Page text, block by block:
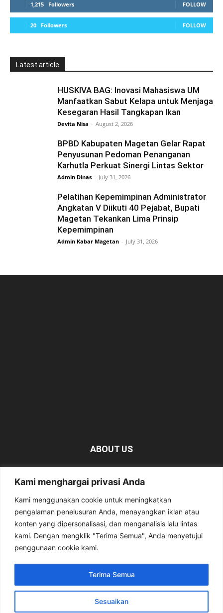
Kami menghargai privasi Anda
Kami menggunakan cookie untuk meningkatkan
pengalaman penelusuran Anda, menayangkan iklan atau
konten yang dipersonalisasi, dan menganalisis lalu lintas
kami. Dengan mengklik "Terima Semua", Anda menyetujui
penggunaan cookie kami.
Sesuaikan
Terima Semua
1,215 Followers FOLLOW
20 Followers FOLLOW
Latest article
HUSKIVA BAG: Inovasi Mahasiswa UM
Manfaatkan Sabut Kelapa untuk Menjaga
Kesegaran Hasil Tangkapan Ikan
Devita Nisa - August 2, 2026
BPBD Kabupaten Magetan Gelar Rapat
Penyusunan Pedoman Penanganan
Karhutla Perkuat Sinergi Lintas Sektor
Admin Dinas - July 31, 2026
Pelatihan Kepemimpinan Administrator
Angkatan V Diikuti 40 Pejabat, Bupati
Magetan Tekankan Lima Prinsip
Kepemimpinan
Admin Kabar Magetan - July 31, 2026
ABOUT US
berita tentang Magetan yang bersumber dari berbagai
Contact us:kabarmagetan@gmail.com
FOLLOW US